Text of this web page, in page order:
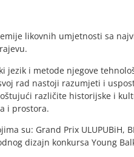
likovnih umjetnosti sa
i metode njegove
rad nastoji razumjeti i
različite historijske i
i prostora.
su: Grand Prix ULUPUBiH,
dizajn konkursa Young